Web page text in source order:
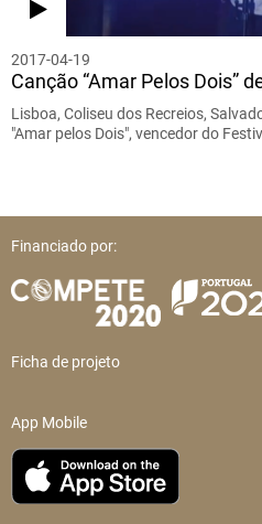
2017-04-19
Canção “Amar Pelos Dois”
Lisboa, Coliseu dos Recreios,
"Amar pelos Dois", vencedor do
Financiado por:
Ficha de projeto
App Mobile